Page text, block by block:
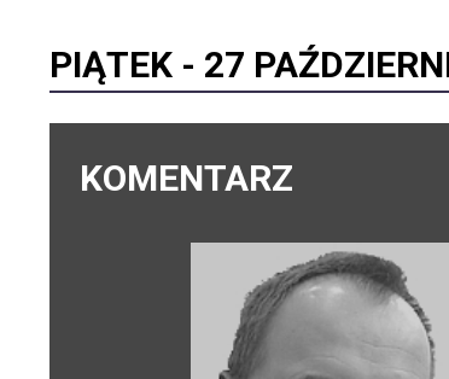
PIĄTEK - 27
KOMENTARZ